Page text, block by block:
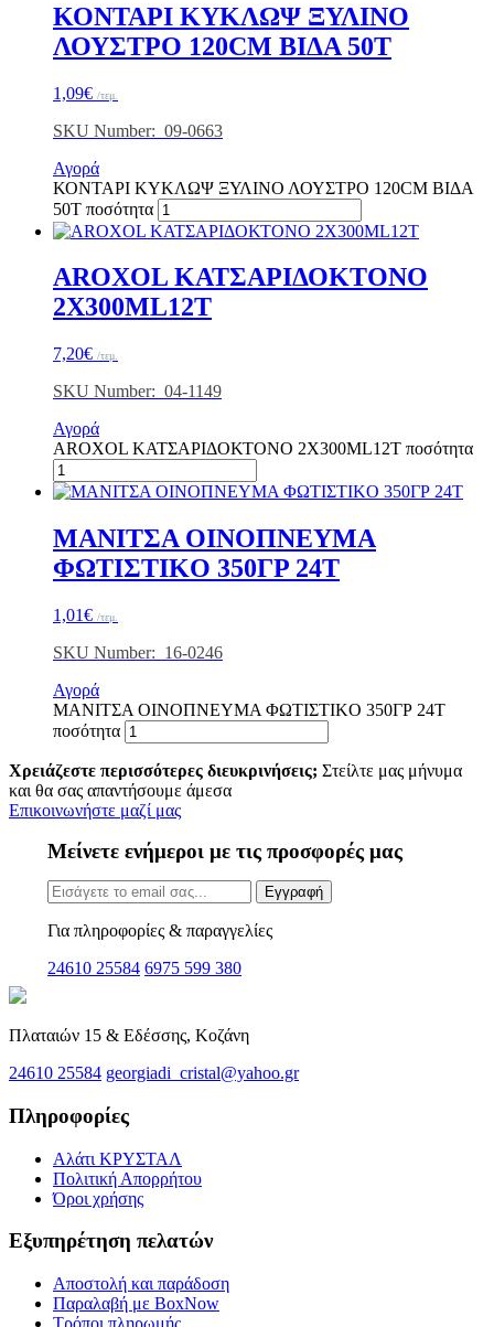
ΚΟΝΤΑΡΙ ΚΥΚΛΩΨ ΞΥΛΙΝΟ
ΛΟΥΣΤΡΟ 120CM ΒΙΔΑ 50T
1,09€ /τεμ.
SKU Number: 09-0663
Αγορά
ΚΟΝΤΑΡΙ ΚΥΚΛΩΨ ΞΥΛΙΝΟ ΛΟΥΣΤΡΟ 120CM ΒΙΔΑ
50T ποσότητα
AROXOL ΚΑΤΣΑΡΙΔΟΚΤΟΝΟ
2Χ300ML12Τ
7,20€ /τεμ.
SKU Number: 04-1149
Αγορά
AROXOL ΚΑΤΣΑΡΙΔΟΚΤΟΝΟ 2Χ300ML12Τ ποσότητα
ΜΑΝΙΤΣΑ ΟΙΝΟΠΝΕΥΜΑ
ΦΩΤΙΣΤIKO 350ΓΡ 24Τ
1,01€ /τεμ.
SKU Number: 16-0246
Αγορά
ΜΑΝΙΤΣΑ ΟΙΝΟΠΝΕΥΜΑ ΦΩΤΙΣΤIKO 350ΓΡ 24Τ
ποσότητα
Χρειάζεστε περισσότερες διευκρινήσεις; Στείλτε μας μήνυμα
και θα σας απαντήσουμε άμεσα
Επικοινωνήστε μαζί μας
Μείνετε ενήμεροι με τις προσφορές μας
Εγγραφή
Για πληροφορίες & παραγγελίες
24610 25584 6975 599 380
Πλαταιών 15 & Εδέσσης, Κοζάνη
24610 25584 georgiadi_cristal@yahoo.gr
Πληροφορίες
Αλάτι ΚΡΥΣΤΑΛ
Πολιτική Απορρήτου
Όροι χρήσης
Εξυπηρέτηση πελατών
Αποστολή και παράδοση
Παραλαβή με BoxNow
Τρόποι πληρωμής